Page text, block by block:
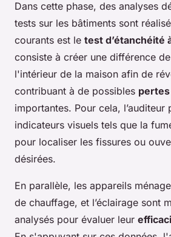
Dans cette phase, des analyses
tests sur les bâtiments sont
courants est le test d’étanchéité
consiste à créer une différence
l'intérieur de la maison afin de
contribuant à de possibles
importantes. Pour cela, l’auditeur
indicateurs visuels tels que la
pour localiser les fissures ou
désirées.
En parallèle, les appareils
de chauffage, et l’éclairage sont
analysés pour évaluer leur